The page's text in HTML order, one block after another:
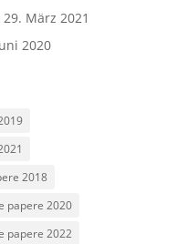
29. März 2021
2020
2018
papere 2020
papere 2022